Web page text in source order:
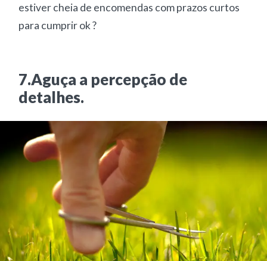
estiver cheia de encomendas com prazos curtos
para cumprir ok ?
7.Aguça a percepção de
detalhes.